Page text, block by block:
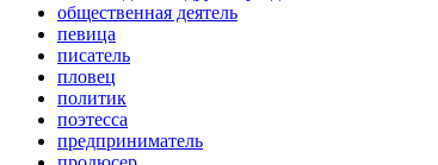
общественная деятель
певица
писатель
пловец
политик
поэтесса
предприниматель